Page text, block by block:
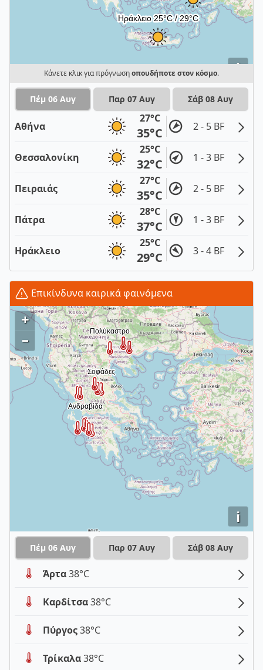
i
Κάνετε κλικ για πρόγνωσηοπουδήποτε στον κόσμο.
Πέμ 06 Αυγ Παρ 07 Αυγ Σάβ 08 Αυγ
Αθήνα
27°C
35°C 2 - 5 BF
Θεσσαλονίκη
25°C
32°C 1 - 3 BF
Πειραιάς
27°C
35°C 2 - 5 BF
Πάτρα
28°C
37°C 1 - 3 BF
Ηράκλειο
25°C
29°C 3 - 4 BF
Επικίνδυνα καιρικά φαινόμενα
i
+
–
Πέμ 06 Αυγ Παρ 07 Αυγ Σάβ 08 Αυγ
Άρτα38°C
Καρδίτσα38°C
Πύργος38°C
Τρίκαλα38°C